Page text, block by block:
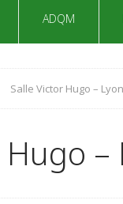
ADQM
Salle Victor Hugo – Lyon
–